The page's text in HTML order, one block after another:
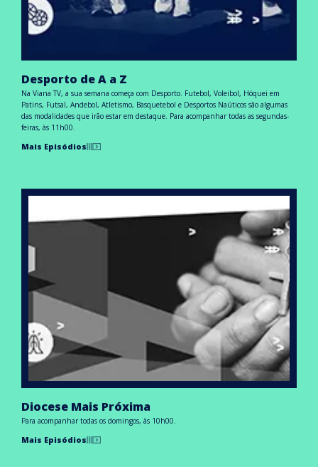
Desporto de A a Z
Na Viana TV, a sua semana começa com Desporto. Futebol, Voleibol, Hóquei em
Patins, Futsal, Andebol, Atletismo, Basquetebol e Desportos Naúticos são algumas
das modalidades que irão estar em destaque. Para acompanhar todas as segundas-
feiras, às 11h00.
Mais Episódios
Diocese Mais Próxima
Para acompanhar todas os domingos, às 10h00.
Mais Episódios